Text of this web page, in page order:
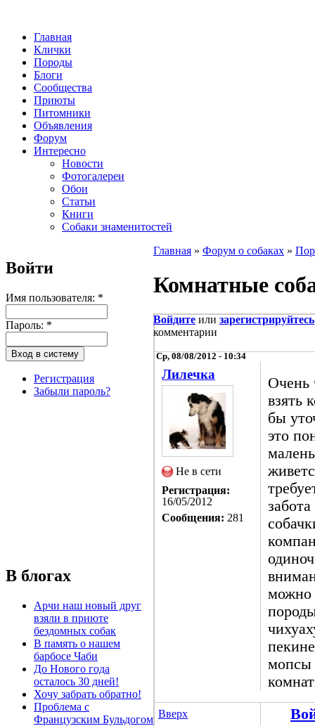
Главная
Клички
Породы
Блоги
Сообщества
Приюты
Питомники
Объявления
Форум
Интересно
Новости
Фотогалереи
Обои
Статьи
Книги
Собаки знаменитостей
Войти
Имя пользователя: *
Пароль: *
Регистрация
Забыли пароль?
В блогах
Арчи наш новый друг
взяли в приюте
бездомных собак
В память о нашем
барбосе Чаби
До Нового года
осталось 30 дней!
Хочу забрать обратно!
Проблема с
Французским Бульдогом
Главная » Форум о собаках »
Комнатные
Войдите или зарегистрируйтесь
комментарии
Ср, 08/08/2012 - 10:34
Лилечка
Не в сети
Регистрация:
16/05/2012
Сообщения: 281
Очень
взять
бы
это
можно
мопсы
Вверх